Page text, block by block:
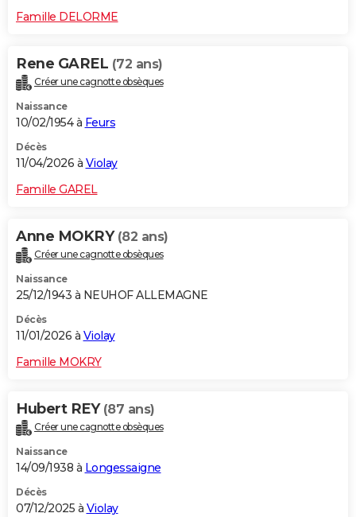
Famille DELORME
Rene GAREL (72 ans)
Créer une cagnotte obsèques
Naissance
10/02/1954 à Feurs
Décès
11/04/2026 à Violay
Famille GAREL
Anne MOKRY (82 ans)
Créer une cagnotte obsèques
Naissance
25/12/1943 à NEUHOF ALLEMAGNE
Décès
11/01/2026 à Violay
Famille MOKRY
Hubert REY (87 ans)
Créer une cagnotte obsèques
Naissance
14/09/1938 à Longessaigne
Décès
07/12/2025 à Violay